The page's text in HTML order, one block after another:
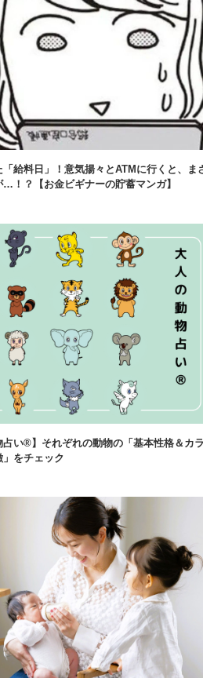
給料日」！意気揚々とATMに行くと、ま
！？【お金ビギナーの貯蓄マンガ】
占い®】それぞれの動物の「基本性格＆カラ
」をチェック